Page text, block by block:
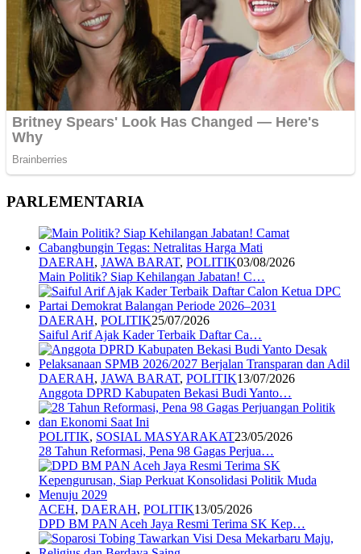
PARLEMENTARIA
DAERAH, JAWA BARAT, POLITIK03/08/2026
Main Politik? Siap Kehilangan Jabatan! C…
DAERAH, POLITIK25/07/2026
Saiful Arif Ajak Kader Terbaik Daftar Ca…
DAERAH, JAWA BARAT, POLITIK13/07/2026
Anggota DPRD Kabupaten Bekasi Budi Yanto…
POLITIK, SOSIAL MASYARAKAT23/05/2026
28 Tahun Reformasi, Pena 98 Gagas Perjua…
ACEH, DAERAH, POLITIK13/05/2026
DPD BM PAN Aceh Jaya Resmi Terima SK Kep…